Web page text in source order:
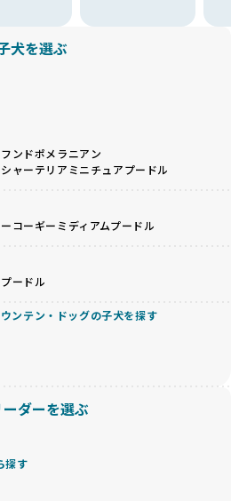
の6項目を必須条件とし、これら
ングを確保しています。
育成、遺伝子検査、食事や運動
に配慮した飼育環境が整ってい
基準を設けています。これによ
たブリーダーだけを厳選してい
れています。
に準拠するだけでなく、ワンち
により、ユーザーの皆さんに安
しています。
ゃんに優しい18の評価基準」は
を通じて厳しく評価しています。
環境や健康管理だけでなく、ブリ
透明性を持って公開されている
でも安心して子犬をお迎えいた
康リスクが伴います。異なる犬種
にくい健康問題が発生する可能性
化する場合があります。また、ミ
なることも少なくありません。
ぐために、ミックス犬の繁殖を
たらすリスクを理解し、飼い主
ォローを確保できる範囲での繁
流行や需要に応じて安易にミッ
飼い主への配慮が不十分なこと
によっては、チワワ×ハスキー
交配を行うこともあります。
の詳細はこちら
クションは、流通過程でワンち
れたり、狭いケージに閉じ込め
担がかかります。このような環
を増大させるだけでなく、ワン
ョンを介さずに直接飼い主に渡す
た、彼らはお迎え先を自身で確
暮らせる環境を整えるために直
犬を選ぶ
ンドポメラニアン
ャーテリア ミニチュアプードル
コーギー ミディアムプードル
ードル
ンテン・ドッグの子犬を探す
ダーを選ぶ
探す